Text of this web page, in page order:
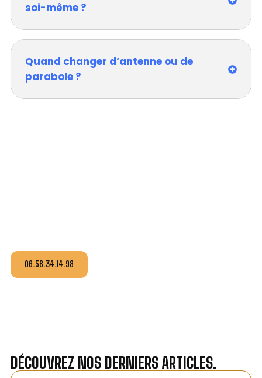
soi-même ?
Quand changer d’antenne ou de
parabole ?
06.58.34.14.98
DÉCOUVREZ NOS DERNIERS ARTICLES.